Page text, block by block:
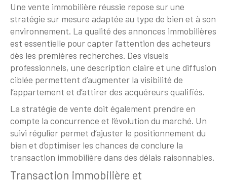
Une vente immobilière réussie repose sur une
stratégie sur mesure adaptée au type de bien et à son
environnement. La qualité des annonces immobilières
est essentielle pour capter l’attention des acheteurs
dès les premières recherches. Des visuels
professionnels, une description claire et une diffusion
ciblée permettent d’augmenter la visibilité de
l’appartement et d’attirer des acquéreurs qualifiés.
La stratégie de vente doit également prendre en
compte la concurrence et l’évolution du marché. Un
suivi régulier permet d’ajuster le positionnement du
bien et d’optimiser les chances de conclure la
transaction immobilière dans des délais raisonnables.
Transaction immobilière et